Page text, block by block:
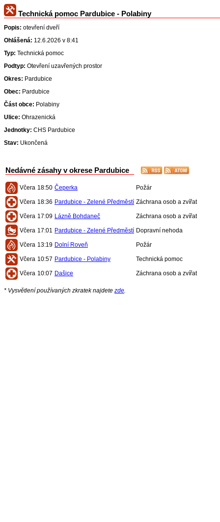
Technická pomoc Pardubice - Polabiny
Popis: otevření dveří
Ohlášená: 12.6.2026 v 8:41
Typ: Technická pomoc
Podtyp: Otevření uzavřených prostor
Okres: Pardubice
Obec: Pardubice
Část obce: Polabiny
Ulice: Ohrazenická
Jednotky: CHS Pardubice
Stav: Ukončená
Nedávné zásahy v okrese Pardubice
Včera 18:50 Čeperka Požár
Včera 18:36 Pardubice - Zelené Předměstí Záchrana osob a zvířat
Včera 17:09 Lázně Bohdaneč Záchrana osob a zvířat
Včera 17:01 Pardubice - Zelené Předměstí Dopravní nehoda
Včera 13:19 Dolní Roveň Požár
Včera 10:57 Pardubice - Polabiny Technická pomoc
Včera 10:07 Dašice Záchrana osob a zvířat
* Vysvětlení používaných zkratek najdete zde.